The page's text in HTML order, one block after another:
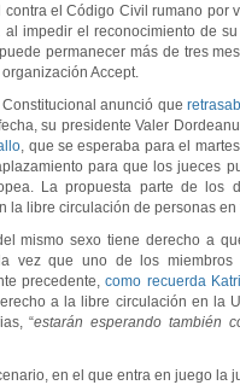
el Código Civil rumano por
impedir el reconocimiento de
permanecer más de tres
Accept.
anunció que
su presidente Valer
, que se esperaba para el
para que los jueces
La propuesta parte de los
la libre circulación de personas
mismo sexo tiene derecho a
vez que uno de los
precedente,como recuerda
a la libre circulación en la
“estarán esperando también
en el que entra en juego la